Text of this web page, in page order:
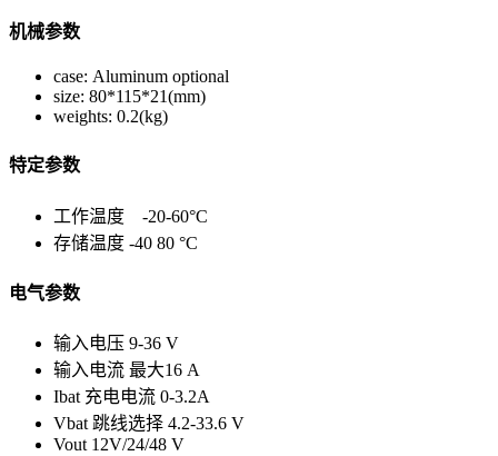
机械参数
case: Aluminum optional
size: 80*115*21(mm)
weights: 0.2(kg)
特定参数
工作温度 -20-60°C
存储温度 -40 80 °C
电气参数
输入电压 9-36 V
输入电流 最大16 A
Ibat 充电电流 0-3.2A
Vbat 跳线选择 4.2-33.6 V
Vout 12V/24/48 V